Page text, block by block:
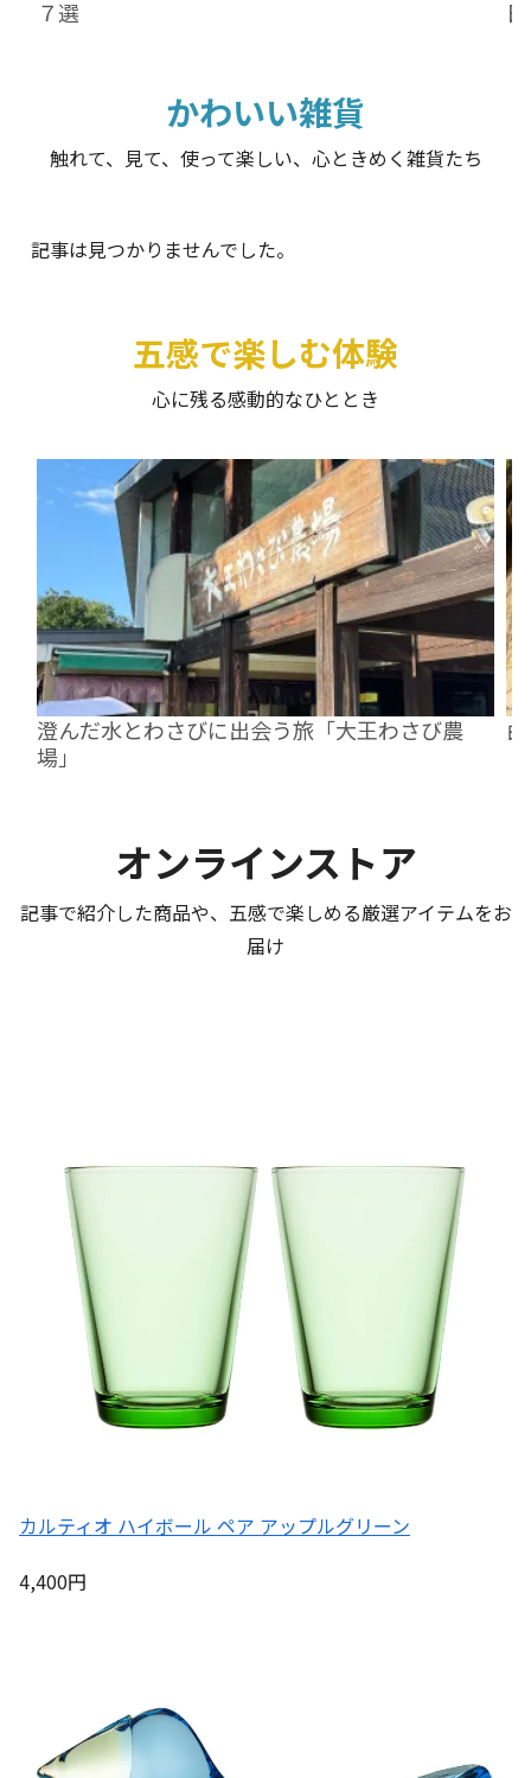
７選
かわいい雑貨
触れて、見て、使って楽しい、心ときめく雑貨たち
記事は見つかりませんでした。
五感で楽しむ体験
心に残る感動的なひととき
澄んだ水とわさびに出会う旅「大王わさび農
場」
オンラインストア
記事で紹介した商品や、五感で楽しめる厳選アイテムをお
届け
カルティオ ハイボール ペア アップルグリーン
4,400円